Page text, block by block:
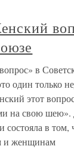
в
один только
этот
на свою шею».
состояла в том,
и женщинам